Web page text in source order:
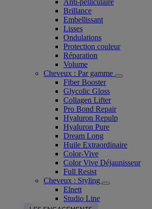
Anti-pelliculaire​
Brillance
Embellissant
Lisses
Ondulations
Protection couleur​
Réparation
Volume
Cheveux : Par gamme
Fiber Booster
Glycolic Gloss
Collagen Lifter
Pro Bond Repair
Hyaluron Repulp
Hyaluron Pure
Dream Long
Huile Extraordinaire
Color-Vive
Color Vive Déjaunisseur
Full Resist
Cheveux : Styling
Elnett
Studio Line